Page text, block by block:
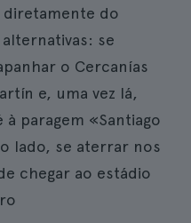
diretamente do
se
o Cercanías
e, uma vez lá,
à paragem «Santiago
lado, se aterrar nos
chegar ao estádio